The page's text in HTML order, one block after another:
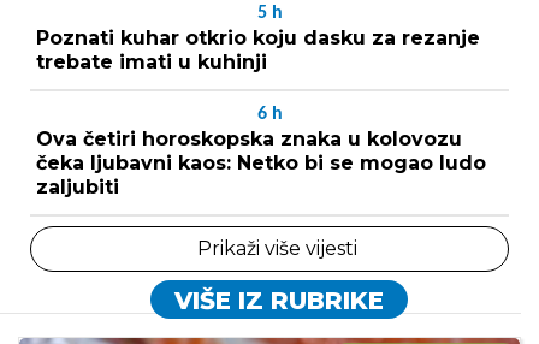
5 h
Poznati kuhar otkrio koju dasku za rezanje
trebate imati u kuhinji
6 h
Ova četiri horoskopska znaka u kolovozu
čeka ljubavni kaos: Netko bi se mogao ludo
zaljubiti
Prikaži više vijesti
VIŠE IZ RUBRIKE